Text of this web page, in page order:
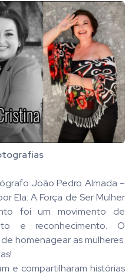
João Pedro Almada –
Ela: A Força de Ser Mulher
foi um movimento de
e reconhecimento. O
homenagear as mulheres.
e compartilharam histórias